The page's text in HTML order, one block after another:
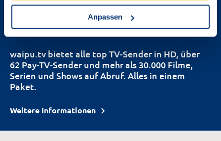
Anpassen
waipu.tv bietet alle top TV-Sender in HD, über
62 Pay-TV-Sender und mehr als 30.000 Filme,
Serien und Shows auf Abruf. Alles in einem
Paket.
Weitere Informationen